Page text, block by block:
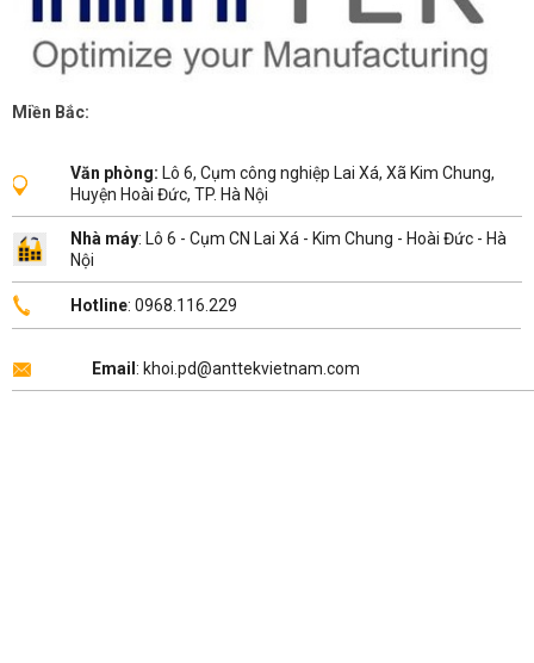
Miền Bắc:
Văn phòng: Lô 6, Cụm công nghiệp Lai Xá, Xã Kim Chung,
Huyện Hoài Đức, TP. Hà Nội
Nhà máy: Lô 6 - Cụm CN Lai Xá - Kim Chung - Hoài Đức - Hà
Nội
Hotline: 0968.116.229
Email : khoi.pd@anttekvietnam.com